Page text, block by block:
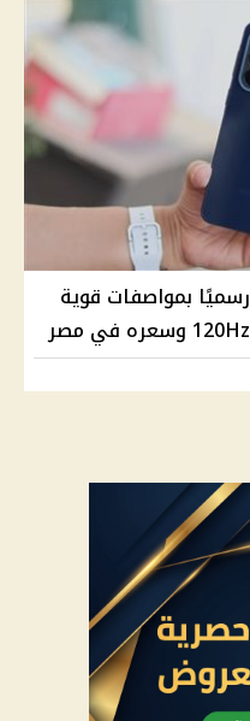
هاتف Samsung Galaxy A57 رسميًا بمواصفات قوية